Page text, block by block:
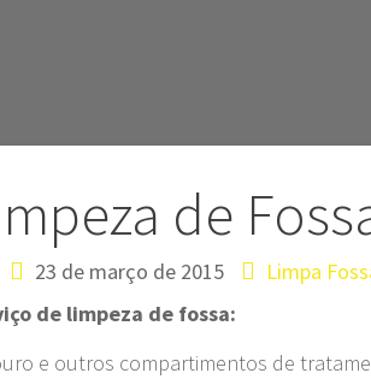
de
23 de março de 2015 Limpa
de limpeza de fossa:
e outros compartimentos de